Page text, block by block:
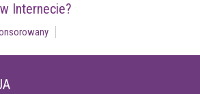
Internecie?